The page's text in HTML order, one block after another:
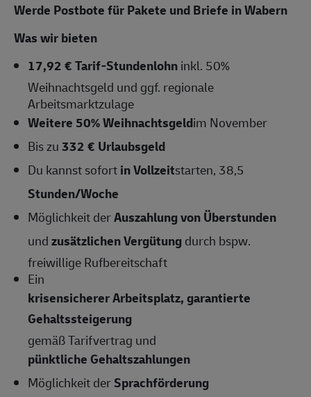
Werde Postbote für Pakete und Briefe in Wabern
Was wir bieten
17,92 € Tarif-Stundenlohninkl. 50%
Weihnachtsgeld und ggf. regionale
Arbeitsmarktzulage
Weitere 50% Weihnachtsgeldim November
Bis zu332 € Urlaubsgeld
Du kannst sofortin Vollzeitstarten, 38,5
Stunden/Woche
Möglichkeit derAuszahlung von Überstunden
undzusätzlichen Vergütungdurch bspw.
freiwillige Rufbereitschaft
Ein
krisensicherer Arbeitsplatz, garantierte
Gehaltssteigerung
gemäß Tarifvertrag und
pünktliche Gehaltszahlungen
Möglichkeit derSprachförderung